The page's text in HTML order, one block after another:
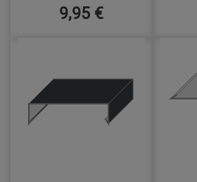
9,95 €